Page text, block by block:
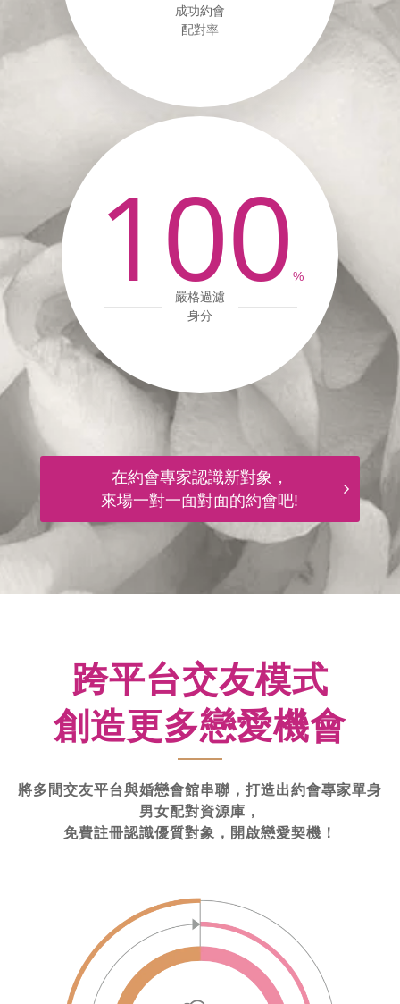
成功約會
配對率
100 %
嚴格過濾
身分
在約會專家認識新對象，
來場一對一面對面的約會吧!
跨平台交友模式
創造更多戀愛機會
將多間交友平台與婚戀會館串聯，打造出約會專家單身
男女配對資源庫，
免費註冊認識優質對象，開啟戀愛契機！